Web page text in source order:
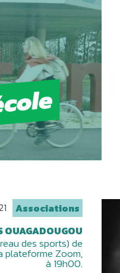
Associations
OUAGADOUGOU
des sports) de
plateforme Zoom,
à 19h00.